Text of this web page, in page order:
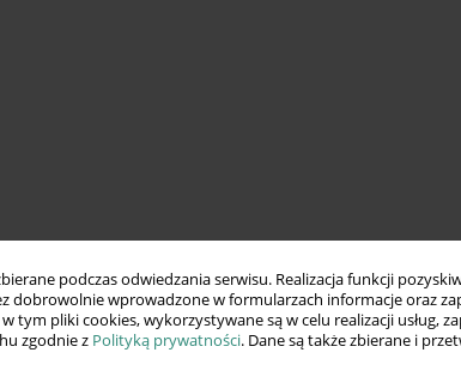
podczas odwiedzania serwisu. Realizacja funkcji
dobrowolnie wprowadzone w formularzach informacje oraz
tym pliki cookies, wykorzystywane są w celu realizacji usług,
zgodnie z Polityką prywatności. Dane są także zbierane i